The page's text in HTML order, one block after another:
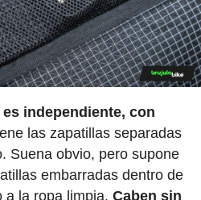
independiente, con
las zapatillas separadas
Suena obvio, pero supone
embarradas dentro de
a la ropa limpia. Caben sin